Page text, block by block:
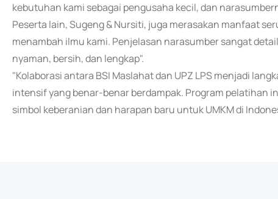
kebutuhan kami sebagai pengusaha kecil, dan
Peserta lain, Sugeng & Nursiti, juga merasakan manfaat
menambah ilmu kami. Penjelasan narasumber sangat
nyaman, bersih, dan lengkap".
"Kolaborasi antara BSI Maslahat dan UPZ LPS menjadi
intensif yang benar-benar berdampak. Program pelatihan
simbol keberanian dan harapan baru untuk UMKM di